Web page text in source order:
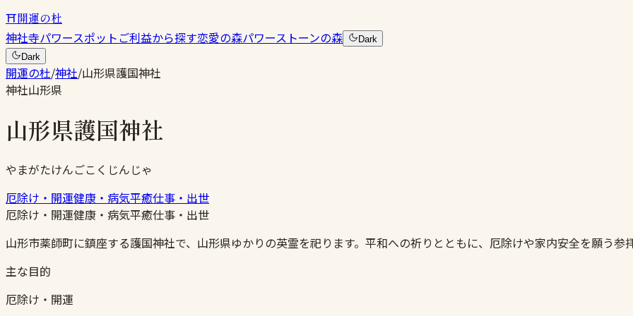
⛩開運の杜
神社寺パワースポットご利益から探す恋愛の森パワーストーンの森
Dark
Dark
開運の杜/神社/山形県護国神社
神社山形県
山形県護国神社
やまがたけんごこくじんじゃ
厄除け・開運健康・病気平癒仕事・出世
厄除け・開運健康・病気平癒仕事・出世
山形市薬師町に鎮座する護国神社で、山形県ゆかりの英霊を祀ります。平和への祈りとともに、厄除けや家内安全を願う参
主な目的
厄除け・開運